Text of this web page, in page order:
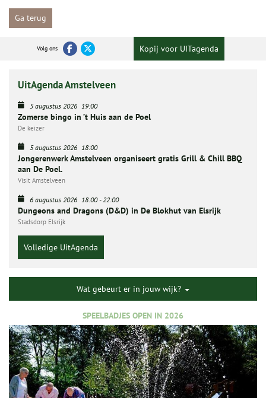
Ga terug
Volg ons Kopij voor UITagenda
UitAgenda Amstelveen
5 augustus 2026 19:00
Zomerse bingo in ’t Huis aan de Poel
De keizer
5 augustus 2026 18:00
Jongerenwerk Amstelveen organiseert gratis Grill & Chill BBQ
aan De Poel.
Visit Amstelveen
6 augustus 2026 18:00-22:00
Dungeons and Dragons (D&D) in De Blokhut van Elsrijk
Stadsdorp Elsrijk
Volledige UitAgenda
Wat gebeurt er in jouw wijk?
SPEELBADJES OPEN IN 2026